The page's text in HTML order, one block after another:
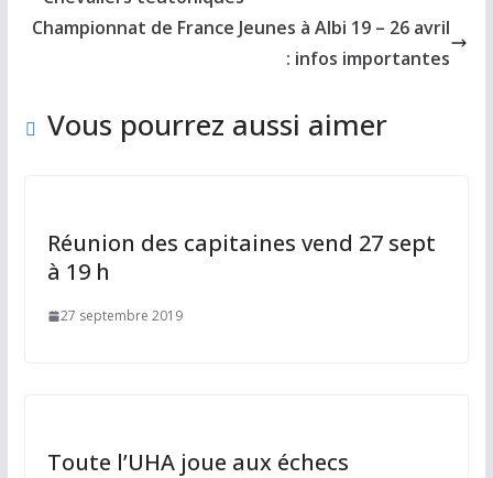
o n
Championnat de France Jeunes à Albi 19 – 26 avril
: infos importantes
Vous pourrez aussi aimer
Réunion des capitaines vend 27 sept
à 19 h
27 septembre 2019
Toute l’UHA joue aux échecs